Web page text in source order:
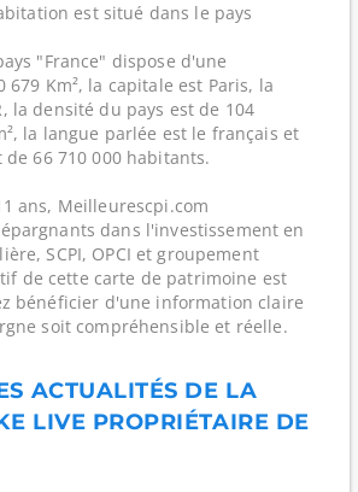
est situé dans le pays
"France" dispose d'une
679 Km², la capitale est Paris, la
la densité du pays est de 104
la langue parlée est le français et
66 710 000 habitants.
ans, Meilleurescpi.com
dans l'investissement en
SCPI, OPCI et groupement
de cette carte de patrimoine est
bénéficier d'une information claire
soit compréhensible et réelle.
ACTUALITÉS DE LA
LIVE PROPRIÉTAIRE DE